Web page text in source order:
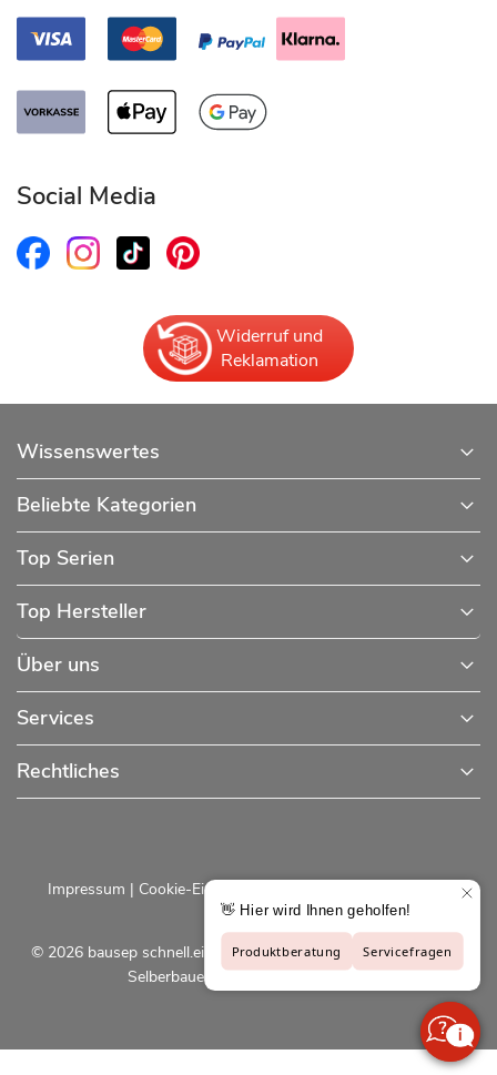
Social Media
Widerruf und
Reklamation
Wissenswertes
Beliebte Kategorien
Top Serien
Top Hersteller
Über uns
Services
Rechtliches
© 2026 bausep schnell.einfach.preiswert - Baustoffe online für
Selberbauer und Profis |bausep.de
Impressum | Cookie-Einstellungen